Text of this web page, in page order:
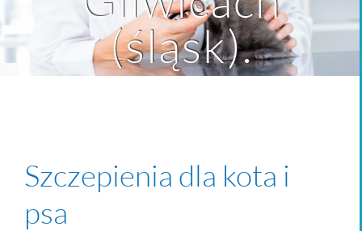
(śląsk).
Szczepienia dla kota i
psa